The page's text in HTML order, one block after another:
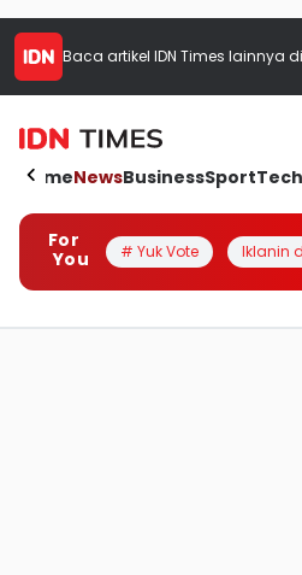
Baca artikel IDN Times lainnya di
HomeNewsBusinessSportTech
For
You
# Yuk Vote Iklanin